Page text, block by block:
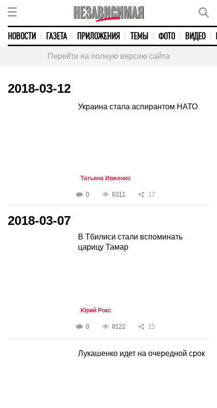
НОВОСТИ ГАЗЕТА ПРИЛОЖЕНИЯ ТЕМЫ ФОТО ВИДЕО
Перейти на полную версию сайта
2018-03-12
Украина стала аспирантом НАТО
Татьяна Ивженко
0 6311 17
2018-03-07
В Тбилиси стали вспоминать
царицу Тамар
Юрий Рокс
0 8122 15
Лукашенко идет на очередной срок